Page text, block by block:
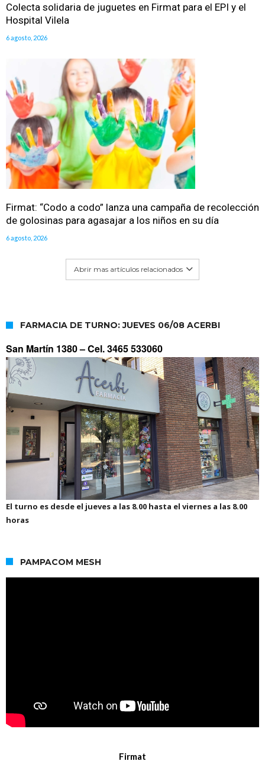
Colecta solidaria de juguetes en Firmat para el EPI y el
Hospital Vilela
6 agosto, 2026
Firmat: “Codo a codo” lanza una campaña de recolección
de golosinas para agasajar a los niños en su día
6 agosto, 2026
Abrir mas artículos relacionados
FARMACIA DE TURNO: JUEVES 06/08 ACERBI
San Martín 1380 –Cel. 3465 533060
El turno es desde el jueves a las 8.00 hasta el viernes a las 8.00
horas
PAMPACOM MESH
Firmat